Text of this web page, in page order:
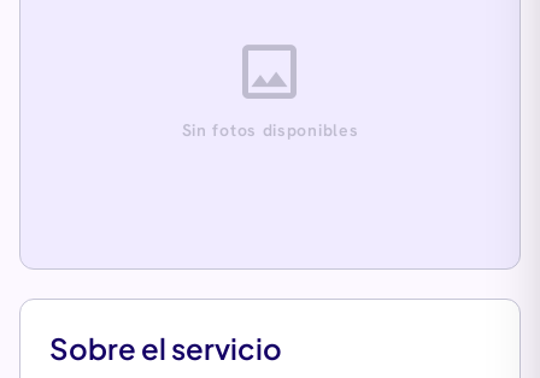
image
Sin fotos disponibles
Sobre el servicio